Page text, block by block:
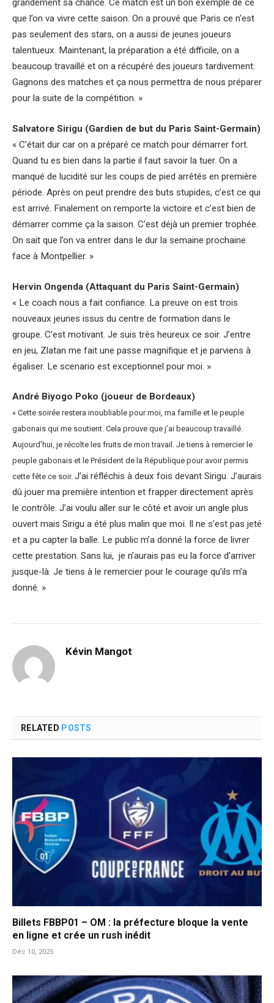
grandement sa chance. Ce match est un bon exemple de ce
que l’on va vivre cette saison. On a prouvé que Paris ce n’est
pas seulement des stars, on a aussi de jeunes joueurs
talentueux. Maintenant, la préparation a été difficile, on a
beaucoup travaillé et on a récupéré des joueurs tardivement.
Gagnons des matches et ça nous permettra de nous préparer
pour la suite de la compétition. »
Salvatore Sirigu (Gardien de but du Paris Saint-Germain)
« C’était dur car on a préparé ce match pour démarrer fort.
Quand tu es bien dans la partie il faut savoir la tuer. On a
manqué de lucidité sur les coups de pied arrêtés en première
période. Après on peut prendre des buts stupides, c’est ce qui
est arrivé. Finalement on remporte la victoire et c’est bien de
démarrer comme ça la saison. C’est déjà un premier trophée.
On sait que l’on va entrer dans le dur la semaine prochaine
face à Montpellier. »
Hervin Ongenda (Attaquant du Paris Saint-Germain)
« Le coach nous a fait confiance. La preuve on est trois
nouveaux jeunes issus du centre de formation dans le
groupe. C’est motivant. Je suis très heureux ce soir. J’entre
en jeu, Zlatan me fait une passe magnifique et je parviens à
égaliser. Le scenario est exceptionnel pour moi. »
André Biyogo Poko (joueur de Bordeaux)
« Cette soirée restera inoubliable pour moi, ma famille et le peuple
gabonais qui me soutient. Cela prouve que j’ai beaucoup travaillé.
Aujourd’hui, je récolte les fruits de mon travail. Je tiens à remercier le
peuple gabonais et le Président de la République pour avoir permis
cette fête ce soir. J’ai réfléchis à deux fois devant Sirigu. J’aurais
dû jouer ma première intention et frapper directement après
le contrôle. J’ai voulu aller sur le côté et avoir un angle plus
ouvert mais Sirigu a été plus malin que moi. Il ne s’est pas jeté
et a pu capter la balle. Le public m’a donné la force de livrer
cette prestation. Sans lui, je n’aurais pas eu la force d’arriver
jusque-là. Je tiens à le remercier pour le courage qu’ils m’a
donné. »
Kévin Mangot
RELATED POSTS
Billets FBBP01 – OM : la préfecture bloque la vente
en ligne et crée un rush inédit
Déc 10, 2025